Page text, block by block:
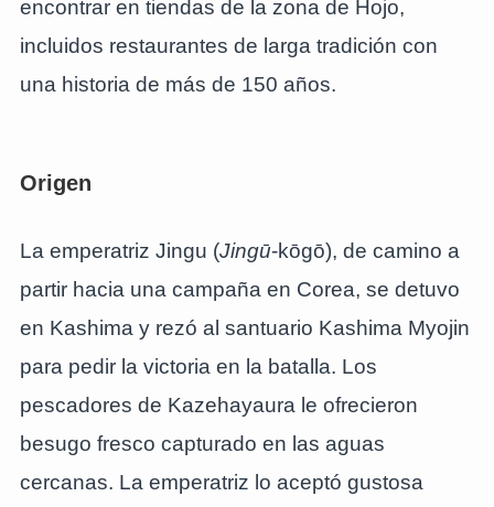
encontrar en tiendas de la zona de Hojo,
incluidos restaurantes de larga tradición con
una historia de más de 150 años.
Origen
La emperatriz Jingu (Jingū-kōgō), de camino a
partir hacia una campaña en Corea, se detuvo
en Kashima y rezó al santuario Kashima Myojin
para pedir la victoria en la batalla. Los
pescadores de Kazehayaura le ofrecieron
besugo fresco capturado en las aguas
cercanas. La emperatriz lo aceptó gustosa